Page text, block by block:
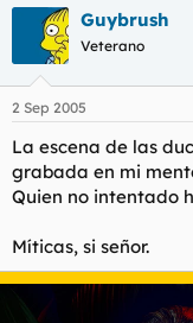
Guybrush
Veterano
2 Sep 2005
La escena de las
grabada en mi
Quien no intentado
Míticas, si señor.